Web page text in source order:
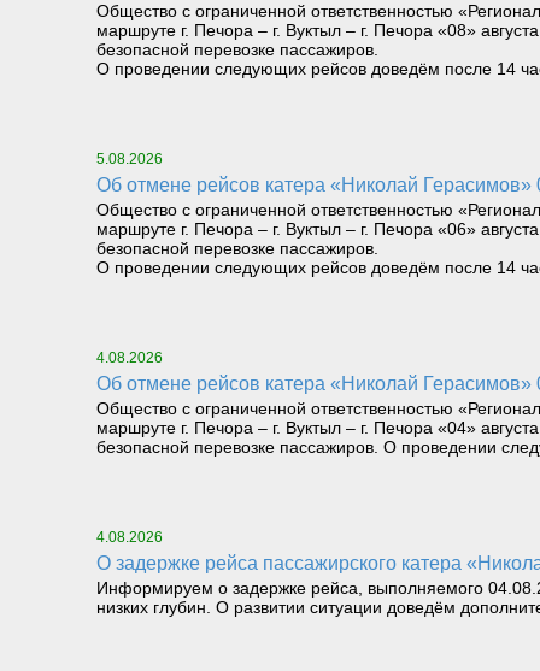
Общество с ограниченной ответственностью
маршруте г. Печора – г. Вуктыл – г. Печора «08»
безопасной перевозке пассажиров.
О проведении следующих рейсов доведём после 14
5.08.2026
Об отмене рейсов катера «Николай Герасимов»
Общество с ограниченной ответственностью
маршруте г. Печора – г. Вуктыл – г. Печора «06»
безопасной перевозке пассажиров.
О проведении следующих рейсов доведём после 14
4.08.2026
Об отмене рейсов катера «Николай Герасимов»
Общество с ограниченной ответственностью
маршруте г. Печора – г. Вуктыл – г. Печора «04»
безопасной перевозке пассажиров. О проведении
4.08.2026
О задержке рейса пассажирского катера
Информируем о задержке рейса, выполняемого
низких глубин. О развитии ситуации доведём